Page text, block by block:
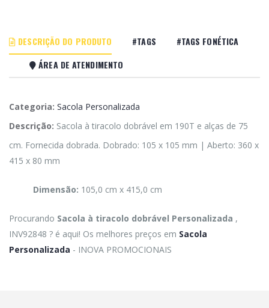
DESCRIÇÃO DO PRODUTO #TAGS
#TAGS FONÉTICA
ÁREA DE ATENDIMENTO
Categoria: Sacola Personalizada
Descrição: Sacola à tiracolo dobrável em 190T e alças de 75
cm. Fornecida dobrada. Dobrado: 105 x 105 mm | Aberto: 360 x
415 x 80 mm
Dimensão: 105,0 cm x 415,0 cm
Procurando Sacola à tiracolo dobrável Personalizada ,
INV92848 ? é aqui! Os melhores preços em Sacola
Personalizada - INOVA PROMOCIONAIS